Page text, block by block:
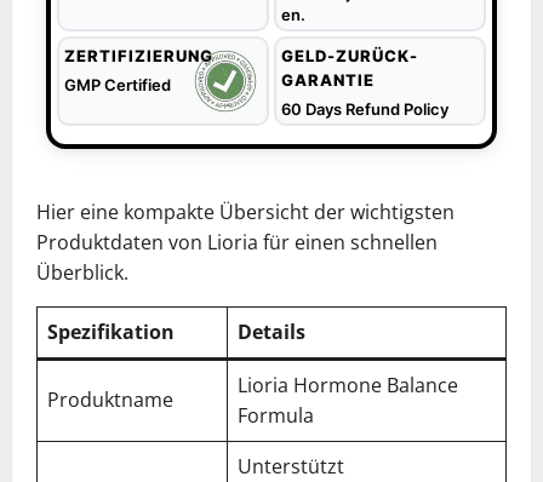
en.
ZERTIFIZIERUNG
GMP Certified
GELD-ZURÜCK-
GARANTIE
60 Days Refund Policy
Hier eine kompakte Übersicht der wichtigsten
Produktdaten von Lioria für einen schnellen
Überblick.
Spezifikation Details
Produktname
Lioria Hormone Balance
Formula
Unterstützt